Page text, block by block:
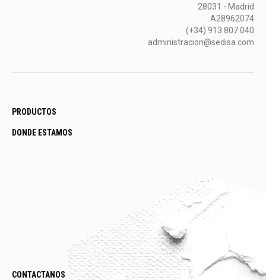
28031 - Madrid
A28962074
(+34) 913 807 040
administracion@sedisa.com
PRODUCTOS
DONDE ESTAMOS
CONTACTANOS